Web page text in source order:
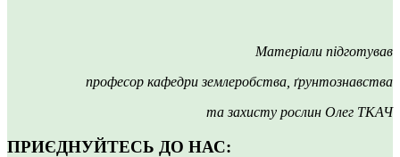
Матеріали підготував
професор кафедри землеробства, ґрунтознавства
та захисту рослин Олег ТКАЧ
ПРИЄДНУЙТЕСЬ ДО НАС: